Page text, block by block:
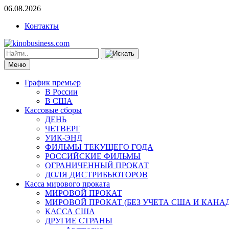
06.08.2026
Контакты
Меню
График премьер
В России
В США
Кассовые сборы
ДЕНЬ
ЧЕТВЕРГ
УИК-ЭНД
ФИЛЬМЫ ТЕКУЩЕГО ГОДА
РОССИЙСКИЕ ФИЛЬМЫ
ОГРАНИЧЕННЫЙ ПРОКАТ
ДОЛЯ ДИСТРИБЬЮТОРОВ
Касса мирового проката
МИРОВОЙ ПРОКАТ
МИРОВОЙ ПРОКАТ (БЕЗ УЧЕТА США И
КАССА США
ДРУГИЕ СТРАНЫ